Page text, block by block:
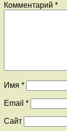
Комментарий *
Имя *
Email *
Сайт